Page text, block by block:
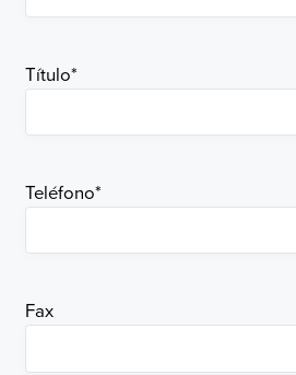
Título*
Teléfono*
Fax